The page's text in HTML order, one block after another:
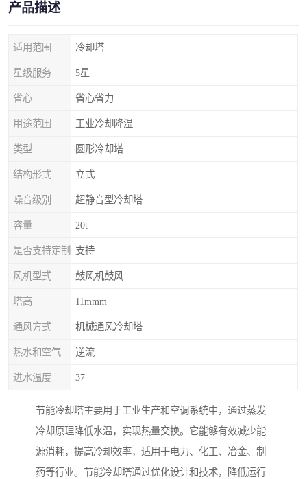
产品描述
适用范围 冷却塔
星级服务 5星
省心 省心省力
用途范围 工业冷却降温
类型 圆形冷却塔
结构形式 立式
噪音级别 超静音型冷却塔
容量 20t
是否支持定制 支持
风机型式 鼓风机鼓风
塔高 11mmm
通风方式 机械通风冷却塔
逆流
进水温度 37
节能冷却塔主要用于工业生产和空调系统中，通过蒸发
冷却原理降低水温，实现热量交换。它能够有效减少能
源消耗，提高冷却效率，适用于电力、化工、冶金、制
药等行业。节能冷却塔通过优化设计和技术，降低运行